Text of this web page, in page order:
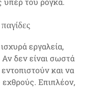
εργαλεία,
Αν δεν είναι σωστά
και να
Επιπλέον,